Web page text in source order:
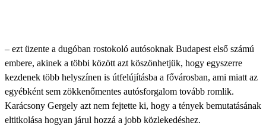
– ezt üzente a dugóban rostokoló autósoknak Budapest első számú
embere, akinek a többi között azt köszönhetjük, hogy egyszerre
kezdenek több helyszínen is útfelújításba a fővárosban, ami miatt az
egyébként sem zökkenőmentes autósforgalom tovább romlik.
Karácsony Gergely azt nem fejtette ki, hogy a tények bemutatásának
eltitkolása hogyan járul hozzá a jobb közlekedéshez.